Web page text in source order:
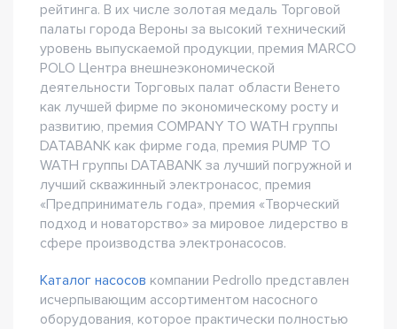
рейтинга. В их числе золотая медаль Торговой
палаты города Вероны за высокий технический
уровень выпускаемой продукции, премия MARCO
POLO Центра внешнеэкономической
деятельности Торговых палат области Венето
как лучшей фирме по экономическому росту и
развитию, премия COMPANY TO WATH группы
DATABANK как фирме года, премия PUMP TO
WATH группы DATABANK за лучший погружной и
лучший скважинный электронасос, премия
«Предприниматель года», премия «Творческий
подход и новаторство» за мировое лидерство в
сфере производства электронасосов.
Каталог насосов компании Pedrollo представлен
исчерпывающим ассортиментом насосного
оборудования, которое практически полностью